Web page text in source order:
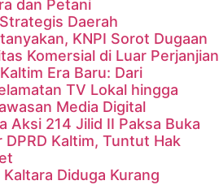
dan Petani
Daerah
KNPI Sorot Dugaan
Komersial di Luar Perjanjian
Era Baru: Dari
TV Lokal hingga
Media Digital
Aksi 214 Jilid II Paksa Buka
DPRD Kaltim, Tuntut Hak
Kaltara Diduga Kurang